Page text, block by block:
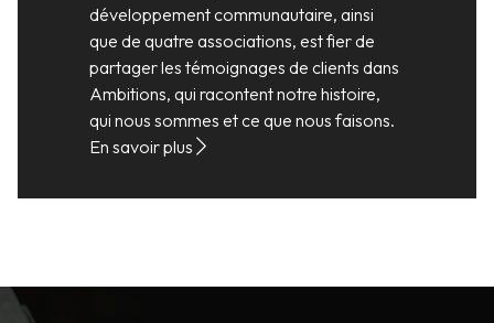
développement communautaire, ainsi
que de quatre associations, est fier de
partager les témoignages de clients dans
Ambitions, qui racontent notre histoire,
qui nous sommes et ce que nous faisons.
En savoir plus